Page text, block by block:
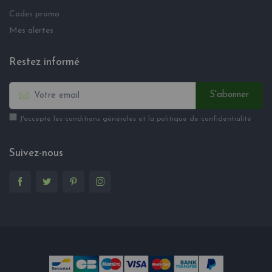
Codes promo
Mes alertes
Restez informé
S'abonner
J'accepte les conditions générales et la politique de confidentialité
Suivez-nous